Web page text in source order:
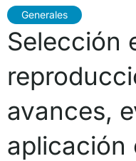
Generales
Selección
avances,
aplicación